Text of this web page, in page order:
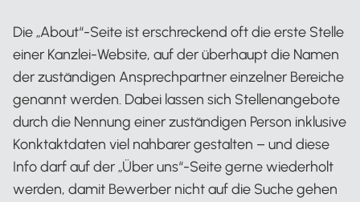
Die „About“-Seite ist erschreckend oft die erste Stelle
einer Kanzlei-Website, auf der überhaupt die Namen
der zuständigen Ansprechpartner einzelner Bereiche
genannt werden. Dabei lassen sich Stellenangebote
durch die Nennung einer zuständigen Person inklusive
Konktaktdaten viel nahbarer gestalten – und diese
Info darf auf der „Über uns“-Seite gerne wiederholt
werden, damit Bewerber nicht auf die Suche gehen